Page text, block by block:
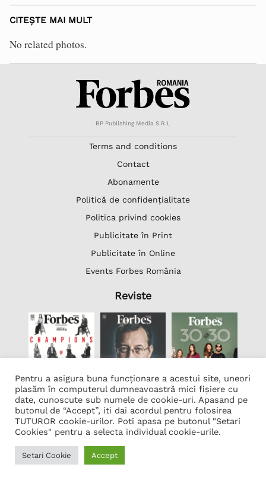
CITEȘTE MAI MULT
No related photos.
BP Publishing Media S.R.L
Terms and conditions
Contact
Abonamente
Politică de confidențialitate
Politica privind cookies
Publicitate în Print
Publicitate în Online
Events Forbes România
Reviste
Lista Firme
Transcription Software Vatis Tech
Găzduire web
Pentru a asigura buna funcționare a acestui site, uneori
plasăm în computerul dumneavoastră mici fișiere cu
date, cunoscute sub numele de cookie-uri. Apasand pe
butonul de “Accept”, iti dai acordul pentru folosirea
TUTUROR cookie-urilor. Poti apasa pe butonul "Setari
Cookies" pentru a selecta individual cookie-urile.
Setari Cookie Accept